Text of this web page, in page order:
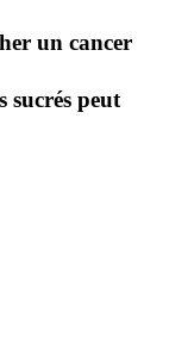
un cancer
sucrés peut